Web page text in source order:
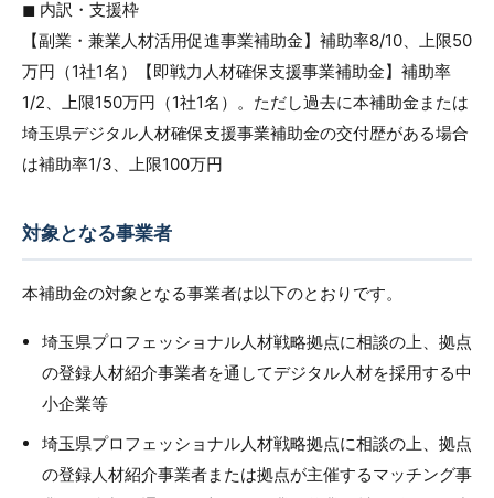
◼︎ 内訳・支援枠
【副業・兼業人材活用促進事業補助金】補助率8/10、上限50
万円（1社1名）【即戦力人材確保支援事業補助金】補助率
1/2、上限150万円（1社1名）。ただし過去に本補助金または
埼玉県デジタル人材確保支援事業補助金の交付歴がある場合
は補助率1/3、上限100万円
対象となる事業者
本補助金の対象となる事業者は以下のとおりです。
埼玉県プロフェッショナル人材戦略拠点に相談の上、拠点
の登録人材紹介事業者を通してデジタル人材を採用する中
小企業等
埼玉県プロフェッショナル人材戦略拠点に相談の上、拠点
の登録人材紹介事業者または拠点が主催するマッチング事